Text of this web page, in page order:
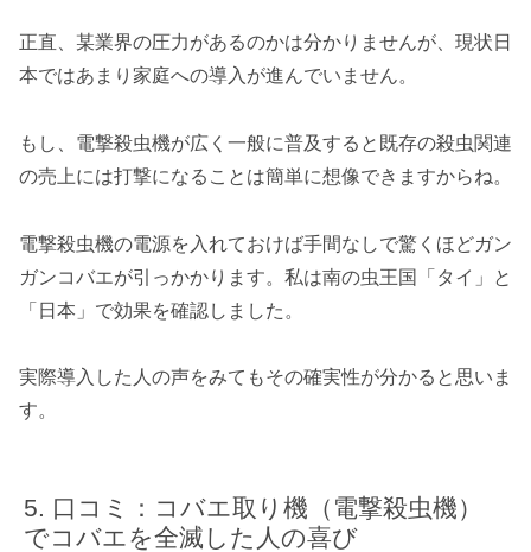
正直、某業界の圧力があるのかは分かりませんが、現状日
本ではあまり家庭への導入が進んでいません。
もし、電撃殺虫機が広く一般に普及すると既存の殺虫関連
の売上には打撃になることは簡単に想像できますからね。
電撃殺虫機の電源を入れておけば手間なしで驚くほどガン
ガンコバエが引っかかります。私は南の虫王国「タイ」と
「日本」で効果を確認しました。
実際導入した人の声をみてもその確実性が分かると思いま
す。
口コミ：コバエ取り機（電撃殺虫機）
でコバエを全滅した人の喜び